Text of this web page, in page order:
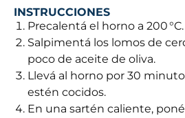
INSTRUCCIONES
Precalentá el horno a 200 °C.
Salpimentá los lomos de
poco de aceite de oliva.
Llevá al horno por 30
estén cocidos.
En una sartén caliente,